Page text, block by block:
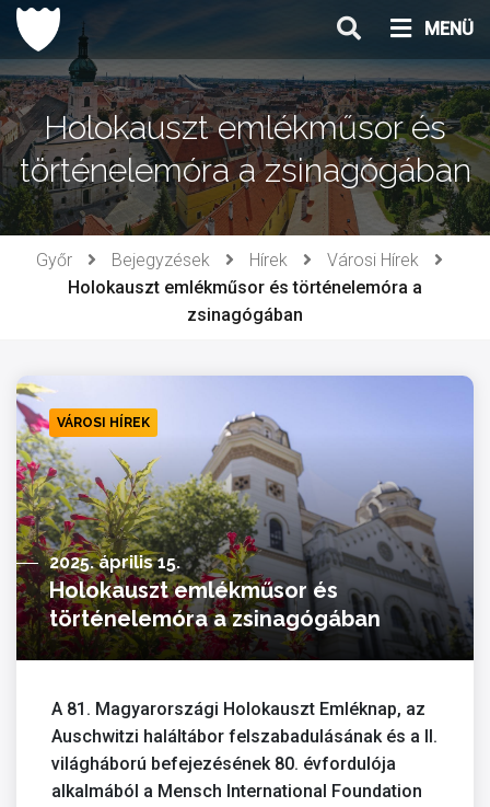
Ugrás
tartalomhoz
MENÜ
Holokauszt emlékműsor és
történelemóra a zsinagógában
Győr Bejegyzések Hírek
Városi Hírek
Holokauszt emlékműsor és történelemóra a
zsinagógában
VÁROSI HÍREK
2025. április 15.
Holokauszt emlékműsor és
történelemóra a zsinagógában
A 81. Magyarországi Holokauszt Emléknap, az
Auschwitzi haláltábor felszabadulásának és a II.
világháború befejezésének 80. évfordulója
alkalmából a Mensch International Foundation